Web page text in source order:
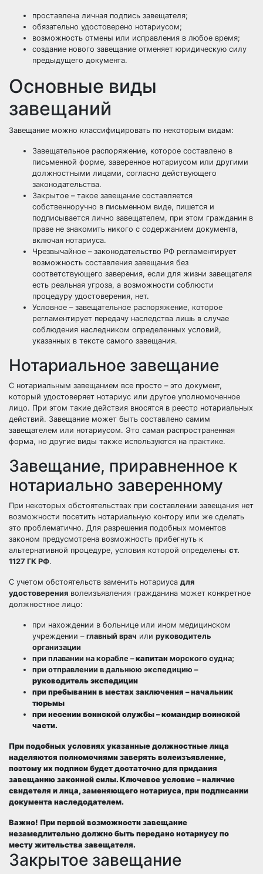
проставлена личная подпись завещателя;
обязательно удостоверено нотариусом;
возможность отмены или исправления в любое время;
создание нового завещание отменяет юридическую силу
предыдущего документа.
Основные виды
завещаний
Завещание можно классифицировать по некоторым видам:
Завещательное распоряжение, которое составлено в
письменной форме, заверенное нотариусом или другими
должностными лицами, согласно действующего
законодательства.
Закрытое – такое завещание составляется
собственноручно в письменном виде, пишется и
подписывается лично завещателем, при этом гражданин в
праве не знакомить никого с содержанием документа,
включая нотариуса.
Чрезвычайное – законодательство РФ регламентирует
возможность составления завещания без
соответствующего заверения, если для жизни завещателя
есть реальная угроза, а возможности соблюсти
процедуру удостоверения, нет.
Условное – завещательное распоряжение, которое
регламентирует передачу наследства лишь в случае
соблюдения наследником определенных условий,
указанных в тексте самого завещания.
Нотариальное завещание
С нотариальным завещанием все просто – это документ,
который удостоверяет нотариус или другое уполномоченное
лицо. При этом такие действия вносятся в реестр нотариальных
действий. Завещание может быть составлено самим
завещателем или нотариусом. Это самая распространенная
форма, но другие виды также используются на практике.
Завещание, приравненное к
нотариально заверенному
При некоторых обстоятельствах при составлении завещания нет
возможности посетить нотариальную контору или же сделать
это проблематично. Для разрешения подобных моментов
законом предусмотрена возможность прибегнуть к
альтернативной процедуре, условия которой определены ст.
1127 ГК РФ.
С учетом обстоятельств заменить нотариуса для
удостоверения волеизъявления гражданина может конкретное
должностное лицо:
при нахождении в больнице или ином медицинском
учреждении – главный врач или руководитель
организации
при плавании на корабле –капитан морского судна;
при отправлении в дальнюю экспедицию –
руководитель экспедиции
при пребывании в местах заключения –начальник
тюрьмы
при несении воинской службы –командир воинской
части.
При подобных условиях указанные должностные лица
наделяются полномочиями заверять волеизъявление,
поэтому их подписи будет достаточно для придания
завещанию законной силы. Ключевое условие – наличие
свидетеля и лица, заменяющего нотариуса, при подписании
документа наследодателем.
Важно! При первой возможности завещание
незамедлительно должно быть передано нотариусу по
месту жительства завещателя.
Закрытое завещание